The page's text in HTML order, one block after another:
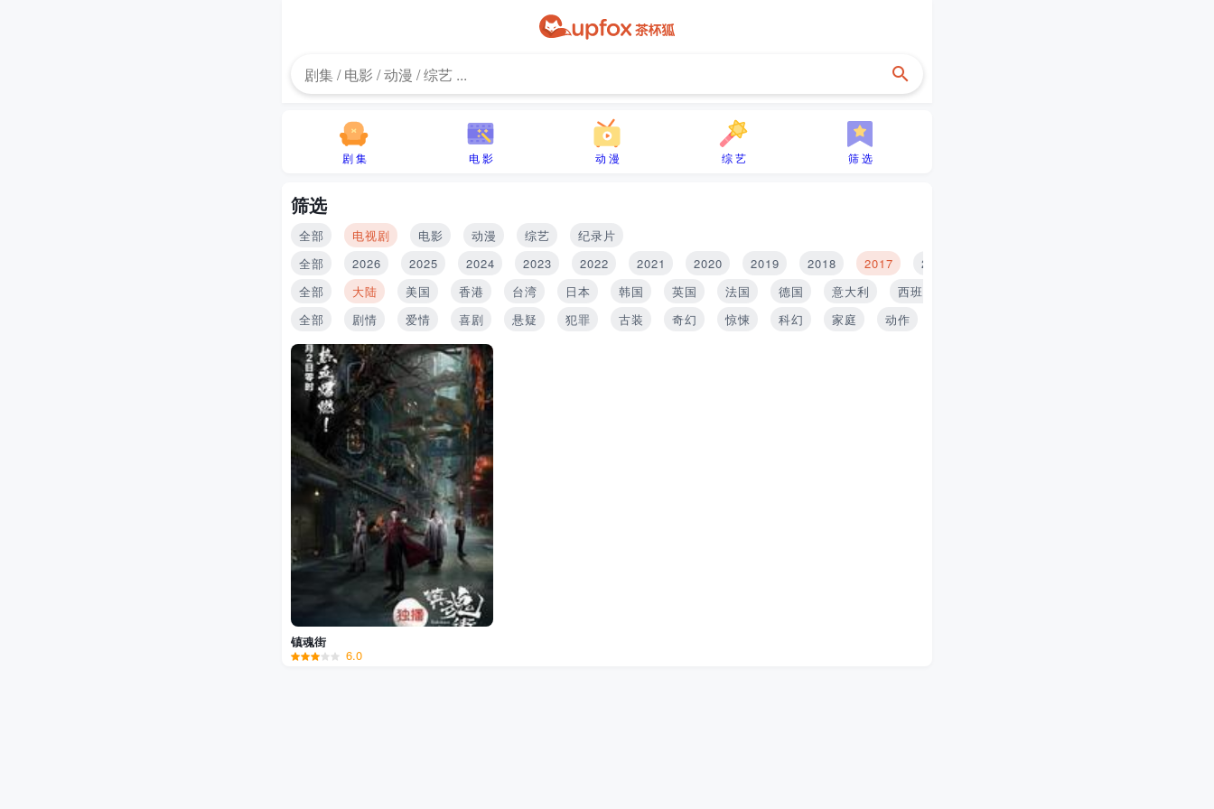
剧 集 电 影 动 漫 综 艺 筛 选
筛选
全部 电视剧 电影 动漫 综艺
纪录片
全部
2026 2025 2024 2023 2022 2021 2020 2019 2018 2017 2016
全部
大陆 美国 香港 台湾 日本 韩国 英国 法国 德国 意大利 西班牙
全部
剧情 爱情 喜剧 悬疑 犯罪 古装 奇幻 惊悚 科幻 家庭 动作
镇魂街
6.0